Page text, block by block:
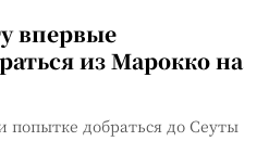
впервые
из Марокко на
попытке добраться до Сеуты